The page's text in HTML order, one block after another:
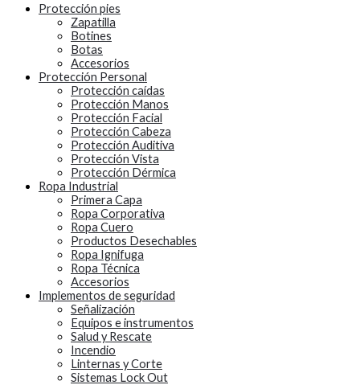
Protección pies
Zapatilla
Botines
Botas
Accesorios
Protección Personal
Protección caídas
Protección Manos
Protección Facial
Protección Cabeza
Protección Auditiva
Protección Vista
Protección Dérmica
Ropa Industrial
Primera Capa
Ropa Corporativa
Ropa Cuero
Productos Desechables
Ropa Ignifuga
Ropa Técnica
Accesorios
Implementos de seguridad
Señalización
Equipos e instrumentos
Salud y Rescate
Incendio
Linternas y Corte
Sistemas Lock Out